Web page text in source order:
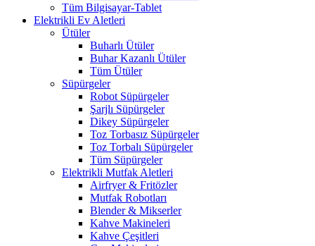
Tüm Bilgisayar-Tablet
Elektrikli Ev Aletleri
Ütüler
Buharlı Ütüler
Buhar Kazanlı Ütüler
Tüm Ütüler
Süpürgeler
Robot Süpürgeler
Şarjlı Süpürgeler
Dikey Süpürgeler
Toz Torbasız Süpürgeler
Toz Torbalı Süpürgeler
Tüm Süpürgeler
Elektrikli Mutfak Aletleri
Airfryer & Fritözler
Mutfak Robotları
Blender & Mikserler
Kahve Makineleri
Kahve Çeşitleri